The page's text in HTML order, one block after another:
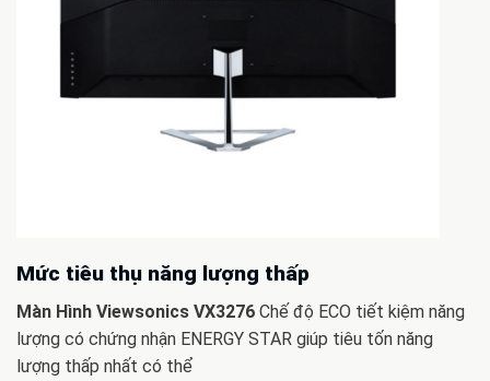
Mức tiêu thụ năng lượng thấp
Màn Hình Viewsonics VX3276 Chế độ ECO tiết kiệm năng
lượng có chứng nhận ENERGY STAR giúp tiêu tốn năng
lượng thấp nhất có thể